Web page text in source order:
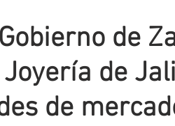
de
de
de